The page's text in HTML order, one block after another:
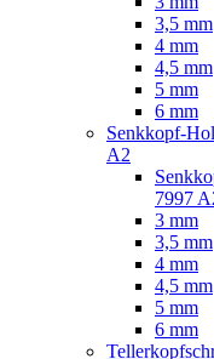
3,5 mm
4 mm
4,5 mm
5 mm
6 mm
Senkkopf-
A2
7997
3 mm
3,5 mm
4 mm
4,5 mm
5 mm
6 mm